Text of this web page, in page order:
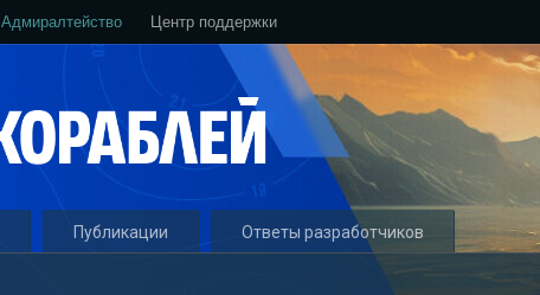
Адмиралтейство Центр поддержки
Публикации Ответы разработчиков